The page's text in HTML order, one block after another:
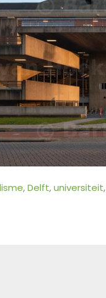
, Delft, universiteit,